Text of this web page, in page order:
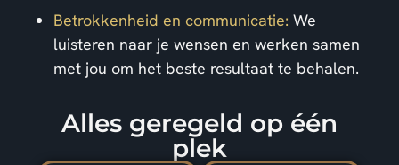
Betrokkenheid en communicatie: We
luisteren naar je wensen en werken samen
met jou om het beste resultaat te behalen.
Alles geregeld op één
plek